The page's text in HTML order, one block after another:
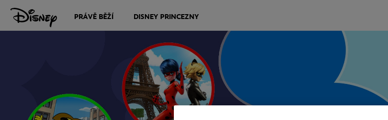
PRÁVĚ BĚŽÍ DISNEY PRINCEZNY